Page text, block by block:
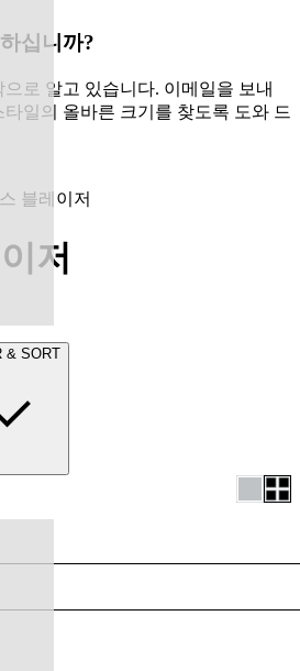
십니까?
로 알고 있습니다. 이메일을 보내
일의 올바른 크기를 찾도록 도와 드
블레이저
저
& SORT